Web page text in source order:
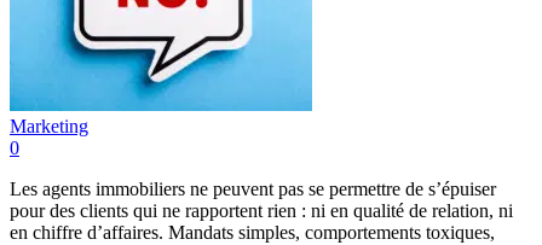
Marketing
0
Les agents immobiliers ne peuvent pas se permettre de s’épuiser
pour des clients qui ne rapportent rien : ni en qualité de relation, ni
en chiffre d’affaires. Mandats simples, comportements toxiques,